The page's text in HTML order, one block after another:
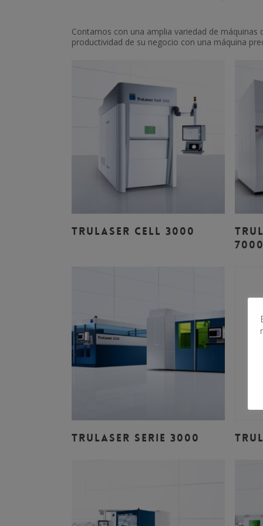
Contamos con una amplia variedad de
productividad de su negocio con una máquina
Leer Más
TRULASER CELL 3000
7000
Leer Más
TRULASER SERIE 3000